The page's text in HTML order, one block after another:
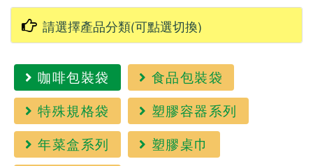
咖啡包裝袋
食品包裝袋
特殊規格袋
塑膠容器系列
年菜盒系列
塑膠桌巾